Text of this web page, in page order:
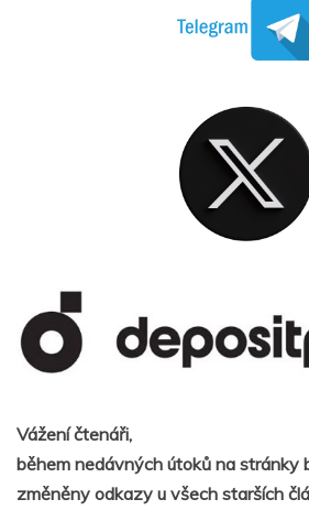
Vážení čtenáři,
během nedávných útoků na stránky
změněny odkazy u všech starších